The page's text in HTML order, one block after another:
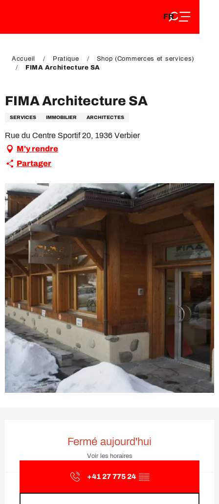
DE
FR
EN
Accueil Pratique
Shop (Commerces et services)
FIMA Architecture SA
FIMA Architecture SA
SERVICES IMMOBILIER ARCHITECTES
Rue du Centre Sportif 20, 1936 Verbier
M'y rendre
Partager
Fermé aujourd'hui
Voir les horaires
+41 27 775 24 ▒▒